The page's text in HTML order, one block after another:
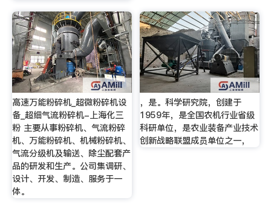
高速万能粉碎机_超微粉碎机设
备_超细气流粉碎机-上海化三
粉 主要从事粉碎机、气流粉碎
机、万能粉碎机、机械粉碎机、
气流分级机及输送、除尘配套产
品的研发和生产。公司集调研、
设计、开发、制造、服务于一
体。
，是。科学研究院，创建于
1959年，是全国农机行业省级
科研单位，是农业装备产业技术
创新战略联盟成员单位之一，